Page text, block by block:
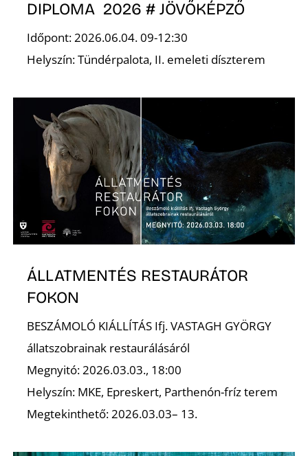
DIPLOMA 2026 # JÖVŐKÉPZŐ
Időpont: 2026.06.04. 09-12:30
Helyszín: Tündérpalota, II. emeleti díszterem
ÁLLATMENTÉS RESTAURÁTOR
FOKON
BESZÁMOLÓ KIÁLLÍTÁS Ifj. VASTAGH GYÖRGY
állatszobrainak restaurálásáról
Megnyitó: 2026.03.03., 18:00
Helyszín: MKE, Epreskert, Parthenón-fríz terem
Megtekinthető: 2026.03.03– 13.